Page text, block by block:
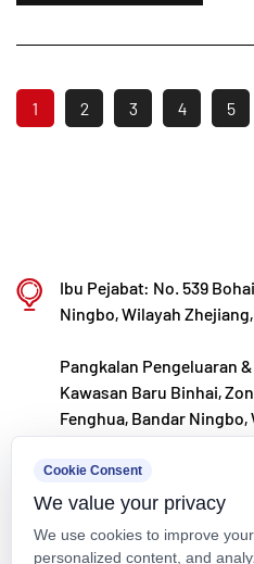
1 2 3 4 5
Ibu Pejabat: No. 539
Ningbo, Wilayah Zhejiang,
Pangkalan Pengeluaran
Kawasan Baru Binhai,
Fenghua, Bandar Ningbo,
kxpv@kxpv.com
+86-18067123177
Cookie Consent
We value your privacy
We use cookies to improve
personalized content, and